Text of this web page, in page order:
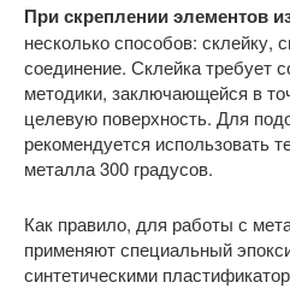
При скреплении элементов
несколько способов: склейку,
соединение. Склейка требует
методики, заключающейся в
целевую поверхность. Для
рекомендуется использовать
металла 300 градусов.
Как правило, для работы с
применяют специальный
синтетическими